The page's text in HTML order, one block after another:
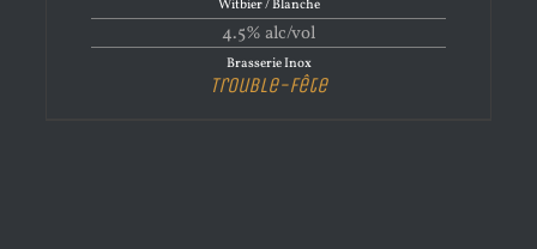
Witbier / Blanche
4.5% alc/vol
Brasserie Inox
Trouble-Fête